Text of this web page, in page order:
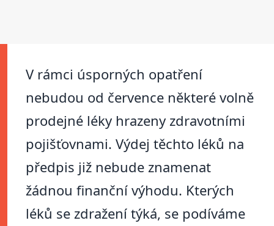
V rámci úsporných opatření
nebudou od července některé volně
prodejné léky hrazeny zdravotními
pojišťovnami. Výdej těchto léků na
předpis již nebude znamenat
žádnou finanční výhodu. Kterých
léků se zdražení týká, se podíváme